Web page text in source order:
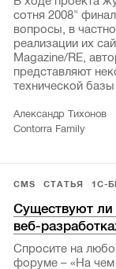
сотня 2008"
вопросы, в
реализации их
Magazine/RE,
представляют
технической базы
Александр Тихонов
Contorra Family
CMS СТАТЬЯ 1С-
Существуют ли
веб-
Спросите на
форуме – «На чем